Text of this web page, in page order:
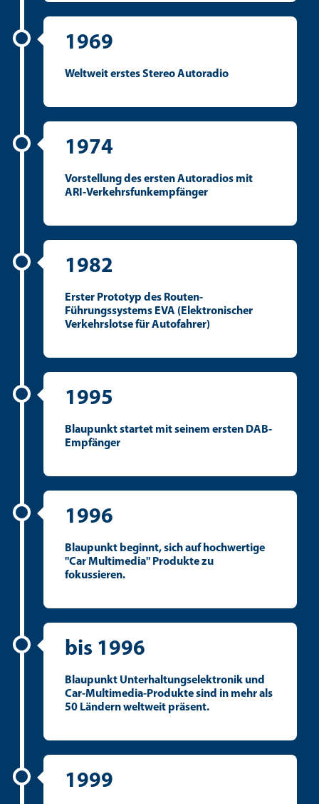
1969
Weltweit erstes Stereo Autoradio
1974
Vorstellung des ersten Autoradios mit
ARI-Verkehrsfunkempfänger
1982
Erster Prototyp des Routen-
Führungssystems EVA (Elektronischer
Verkehrslotse für Autofahrer)
1995
Blaupunkt startet mit seinem ersten DAB-
Empfänger
1996
Blaupunkt beginnt, sich auf hochwertige
"Car Multimedia" Produkte zu
fokussieren.
bis 1996
Blaupunkt Unterhaltungselektronik und
Car-Multimedia-Produkte sind in mehr als
50 Ländern weltweit präsent.
1999